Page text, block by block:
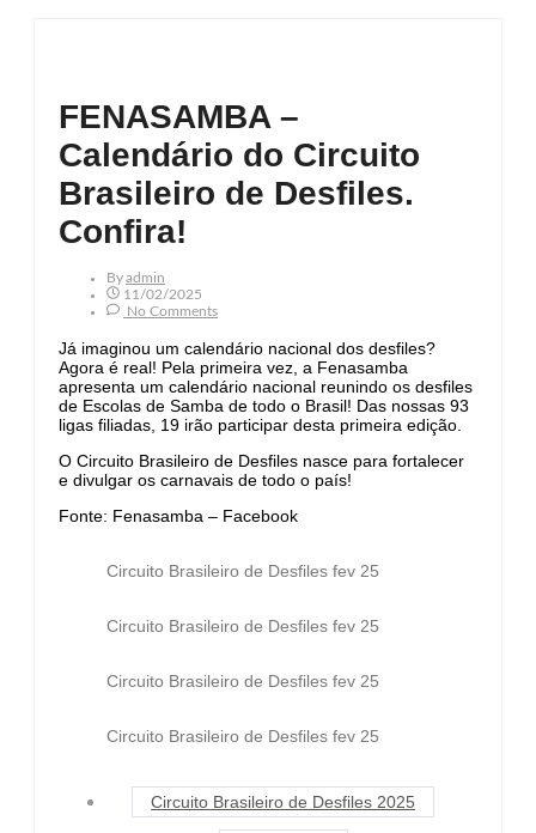
FENASAMBA –
Calendário do Circuito
Brasileiro de Desfiles.
Confira!
ByAdmin
11/02/2025
No Comments
Já imaginou um calendário nacional dos desfiles?
Agora é real! Pela primeira vez, a Fenasamba
apresenta um calendário nacional reunindo os desfiles
de Escolas de Samba de todo o Brasil! Das nossas 93
ligas filiadas, 19 irão participar desta primeira edição.
O Circuito Brasileiro de Desfiles nasce para fortalecer
e divulgar os carnavais de todo o país!
Fonte: Fenasamba – Facebook
Circuito Brasileiro de Desfiles fev 25
Circuito Brasileiro de Desfiles fev 25
Circuito Brasileiro de Desfiles fev 25
Circuito Brasileiro de Desfiles fev 25
Circuito Brasileiro de Desfiles 2025